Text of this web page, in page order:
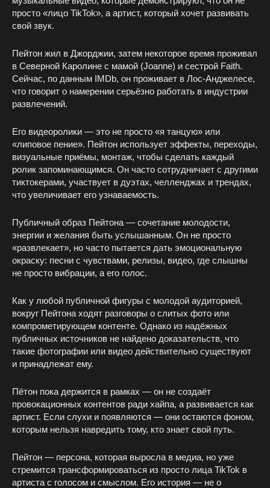
просто «лицо TikTok», а артист, который хочет развивать
свой звук.
Пейтон жил в Джорджии, затем некоторое время проживал
в Северной Каролине с мамой (Joanne) и сестрой Faith.
Сейчас, по данным IMDb, он проживает в Лос‑Анджелесе,
что говорит о намерении серьёзно работать в индустрии
развлечений.
Его видеоролики — это не просто «я танцую» или
«липовое пение». Пейтон использует эффекты, переходы,
визуальные приёмы, монтаж, чтобы сделать каждый
ролик запоминающимся. Он часто сотрудничает с другими
тиктокерами, участвует в дуэтах, челленджах и трендах,
что увеличивает его узнаваемость.
Публичный образ Пейтона — сочетание молодости,
энергии и желания быть услышанным. Он не просто
«развлекает», но часто пытается дать эмоциональную
окраску: песни с чувствами, релизы, видео, где слышны
не просто вибрации, а его голос.
Как у любой публичной фигуры с молодой аудиторией,
вокруг Пейтона ходят разговоры о слитых фото или
компрометирующем контенте. Однако из надёжных
публичных источников не найдено доказательств, что
такие фотографии или видео действительно существуют
и принадлежат ему.
Пётон пока держится в рамках — он не создаёт
провокационных контентов ради хайпа, а развивается как
артист. Если слухи и появляются — они остаются фоном,
которым нельзя навредить тому, кто знает свой путь.
Пейтон — персона, которая выросла в медиа, но уже
стремится трансформироваться из просто лица TikTok в
артиста с голосом и смыслом. Его история — не о